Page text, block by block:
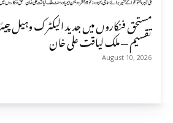
مستحق فنکاروں میں جدید الیکٹرک وہیل
تقسیم — ملک لیاقت علی خان
August 10, 2026